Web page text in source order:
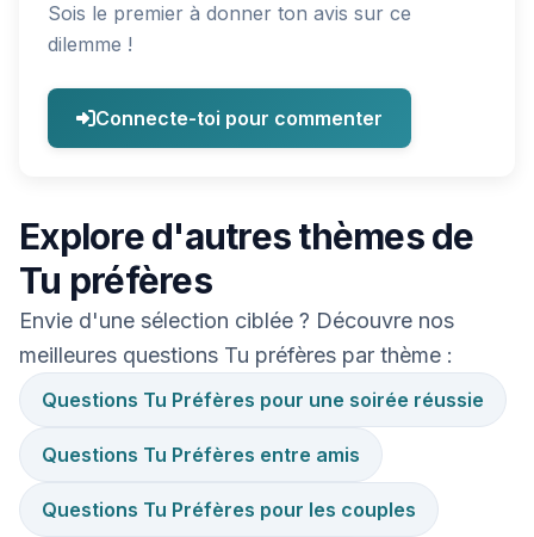
Sois le premier à donner ton avis sur ce
dilemme !
Connecte-toi pour commenter
Explore d'autres thèmes de
Tu préfères
Envie d'une sélection ciblée ? Découvre nos
meilleures questions Tu préfères par thème :
Questions Tu Préfères pour une soirée réussie
Questions Tu Préfères entre amis
Questions Tu Préfères pour les couples